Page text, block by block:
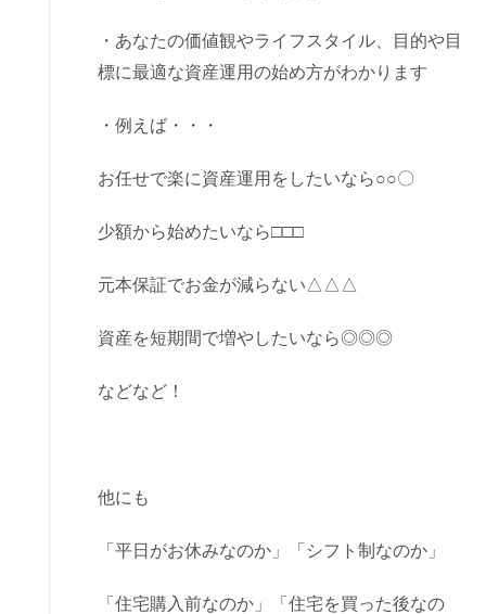
・あなたの価値観やライフスタイル、目的や目
標に最適な資産運用の始め方がわかります
・例えば・・・
お任せで楽に資産運用をしたいなら○○〇
少額から始めたいなら□□□
元本保証でお金が減らない△△△
資産を短期間で増やしたいなら◎◎◎
などなど！
他にも
「平日がお休みなのか」「シフト制なのか」
「住宅購入前なのか」「住宅を買った後なの